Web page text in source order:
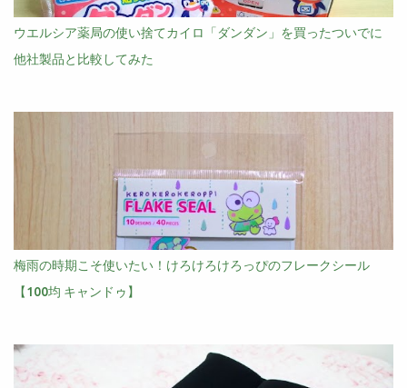
ウエルシア薬局の使い捨てカイロ「ダンダン」を買ったついでに
他社製品と比較してみた
梅雨の時期こそ使いたい！けろけろけろっぴのフレークシール
【100均 キャンドゥ】